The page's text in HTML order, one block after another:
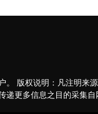
。 版权说明：凡注明来
递更多信息之目的采集